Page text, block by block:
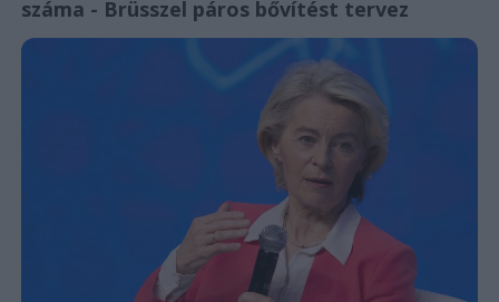
száma - Brüsszel páros bővítést tervez